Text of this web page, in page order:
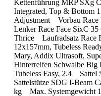
Kettenführung MRP SXg
Integrated, Top & Bottom
Adjustment Vorbau Race
Lenker Race Face SixC
Thrice Laufradsatz Race
12x157mm, Tubeless
Mary, Addix Ultrasoft,
Hinterreifen Schwalbe Big
Tubeless Easy, 2.4 Sattel
Sattelstütze SDG I-Beam
kg Max. Systemgewicht